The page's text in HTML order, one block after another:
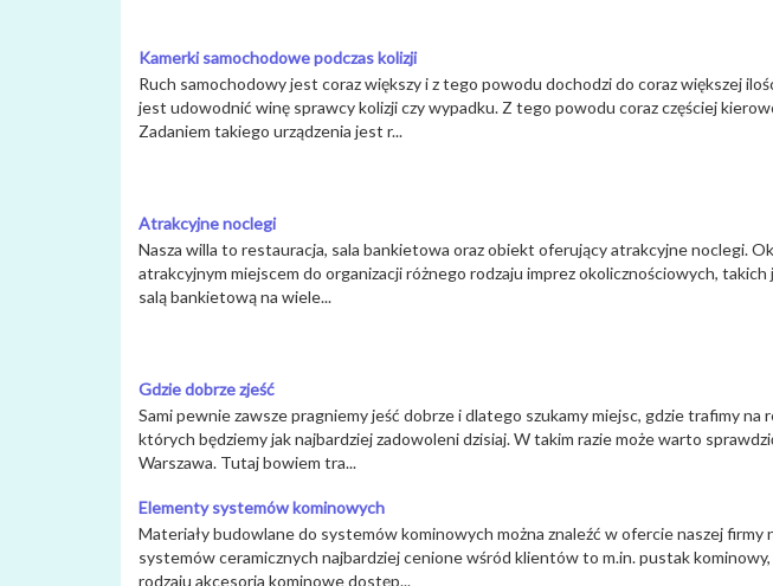
Kamerki samochodowe podczas kolizji
Ruch samochodowy jest coraz większy i z tego powodu dochodzi do coraz większej
jest udowodnić winę sprawcy kolizji czy wypadku. Z tego powodu coraz częściej
Zadaniem takiego urządzenia jest r...
Atrakcyjne noclegi
Nasza willa to restauracja, sala bankietowa oraz obiekt oferujący atrakcyjne noclegi.
atrakcyjnym miejscem do organizacji różnego rodzaju imprez okolicznościowych,
salą bankietową na wiele...
Gdzie dobrze zjeść
Sami pewnie zawsze pragniemy jeść dobrze i dlatego szukamy miejsc, gdzie trafimy
których będziemy jak najbardziej zadowoleni dzisiaj. W takim razie może warto
Warszawa. Tutaj bowiem tra...
Elementy systemów kominowych
Materiały budowlane do systemów kominowych można znaleźć w ofercie naszej
systemów ceramicznych najbardziej cenione wśród klientów to m.in. pustak
rodzaju akcesoria kominowe dostęp...